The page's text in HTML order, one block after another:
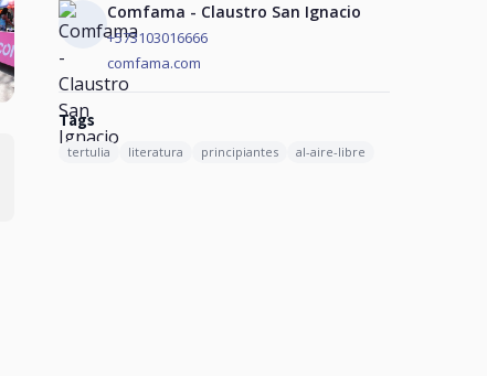
Comfama - Claustro San Ignacio
+573103016666
comfama.com
Tags
tertulia literatura principiantes al-aire-libre